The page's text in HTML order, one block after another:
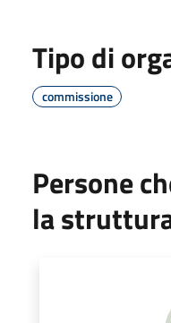
Tipo di
commissione
Persone
la